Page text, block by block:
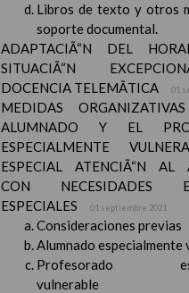
Libros de texto y otros
soporte documental.
ADAPTACIÃ“N DEL
SITUACIÃ“N
DOCENCIA TELEMÃTICA
01
MEDIDAS
ALUMNADO Y EL
ESPECIALMENTE
ESPECIAL ATENCIÃ“N AL
CON NECESIDADES
ESPECIALES
01 septiembre 2021
Consideraciones previas
Alumnado especialmente
Profesorado
vulnerable